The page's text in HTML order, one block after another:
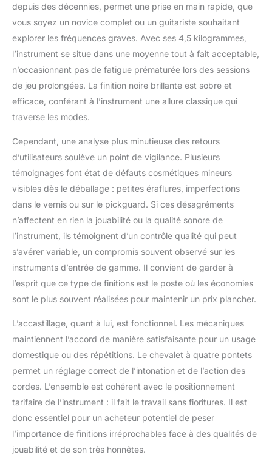
depuis des décennies, permet une prise en main rapide, que
vous soyez un novice complet ou un guitariste souhaitant
explorer les fréquences graves. Avec ses 4,5 kilogrammes,
l’instrument se situe dans une moyenne tout à fait acceptable,
n’occasionnant pas de fatigue prématurée lors des sessions
de jeu prolongées. La finition noire brillante est sobre et
efficace, conférant à l’instrument une allure classique qui
traverse les modes.
Cependant, une analyse plus minutieuse des retours
d’utilisateurs soulève un point de vigilance. Plusieurs
témoignages font état de défauts cosmétiques mineurs
visibles dès le déballage : petites éraflures, imperfections
dans le vernis ou sur le pickguard. Si ces désagréments
n’affectent en rien la jouabilité ou la qualité sonore de
l’instrument, ils témoignent d’un contrôle qualité qui peut
s’avérer variable, un compromis souvent observé sur les
instruments d’entrée de gamme. Il convient de garder à
l’esprit que ce type de finitions est le poste où les économies
sont le plus souvent réalisées pour maintenir un prix plancher.
L’accastillage, quant à lui, est fonctionnel. Les mécaniques
maintiennent l’accord de manière satisfaisante pour un usage
domestique ou des répétitions. Le chevalet à quatre pontets
permet un réglage correct de l’intonation et de l’action des
cordes. L’ensemble est cohérent avec le positionnement
tarifaire de l’instrument : il fait le travail sans fioritures. Il est
donc essentiel pour un acheteur potentiel de peser
l’importance de finitions irréprochables face à des qualités de
jouabilité et de son très honnêtes.